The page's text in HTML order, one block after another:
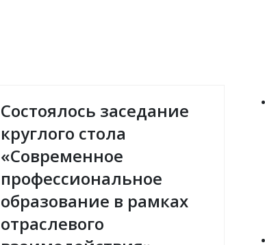
Состоялось заседание
круглого стола
«Современное
профессиональное
образование в рамках
отраслевого